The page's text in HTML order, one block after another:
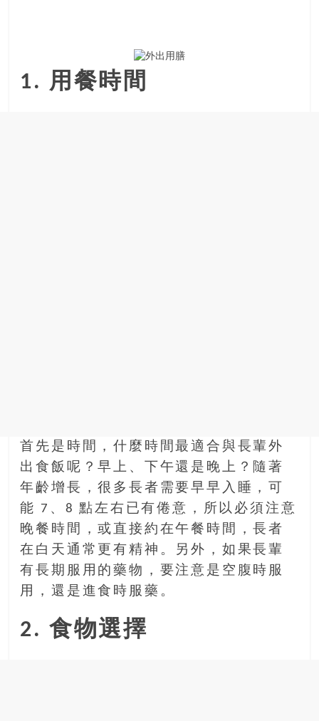
1. 用餐時間
首先是時間，什麼時間最適合與長輩外
出食飯呢？早上、下午還是晚上？隨著
年齡增長，很多長者需要早早入睡，可
能 7、8 點左右已有倦意，所以必須注意
晚餐時間，或直接約在午餐時間，長者
在白天通常更有精神。另外，如果長輩
有長期服用的藥物，要注意是空腹時服
用，還是進食時服藥。
2. 食物選擇